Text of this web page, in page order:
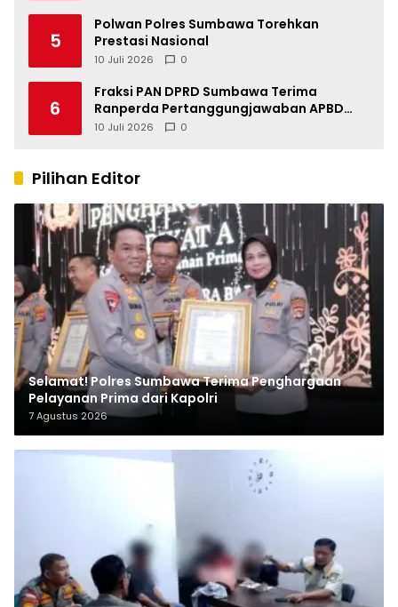
5
Polwan Polres Sumbawa Torehkan
Prestasi Nasional
10 Juli 2026 0
6
Fraksi PAN DPRD Sumbawa Terima
Ranperda Pertanggungjawaban APBD
2025, Soroti SILPA Rp201,68 Miliar dan
10 Juli 2026 0
Pilihan Editor
Selamat! Polres Sumbawa Terima Penghargaan
Pelayanan Prima dari Kapolri
7 Agustus 2026